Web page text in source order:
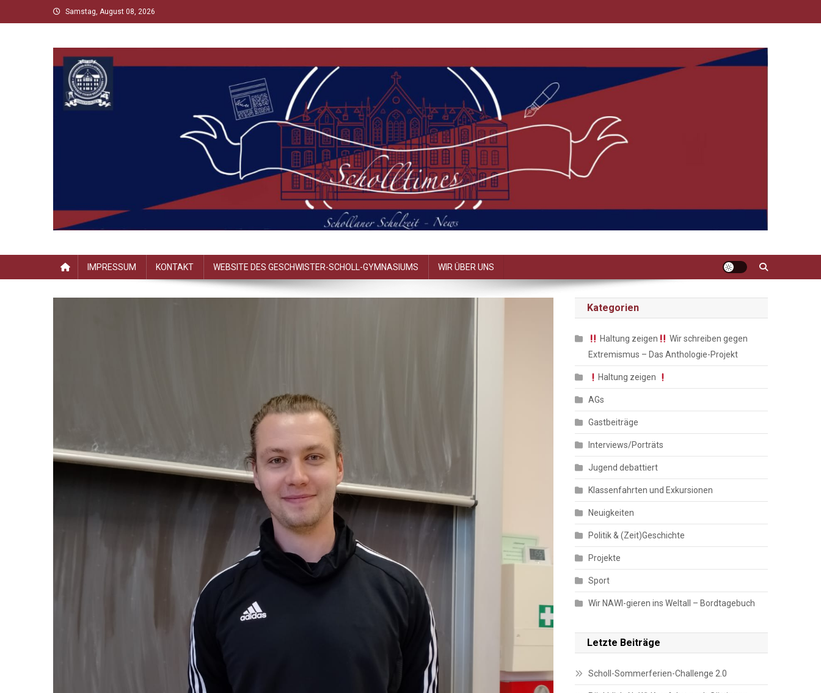
to
Samstag, August 08, 2026
IMPRESSUM KONTAKT WEBSITE DES GESCHWISTER-SCHOLL-GYMNASIUMS WIR ÜBER UNS
Kategorien
Haltung zeigen
Wir schreiben gegen
Extremismus – Das Anthologie-Projekt
Haltung zeigen
AGs
Gastbeiträge
Interviews/Porträts
Jugend debattiert
Klassenfahrten und Exkursionen
Neuigkeiten
Politik & (Zeit)Geschichte
Projekte
Sport
Wir NAWI-gieren ins Weltall – Bordtagebuch
Letzte Beiträge
Scholl-Sommerferien-Challenge 2.0